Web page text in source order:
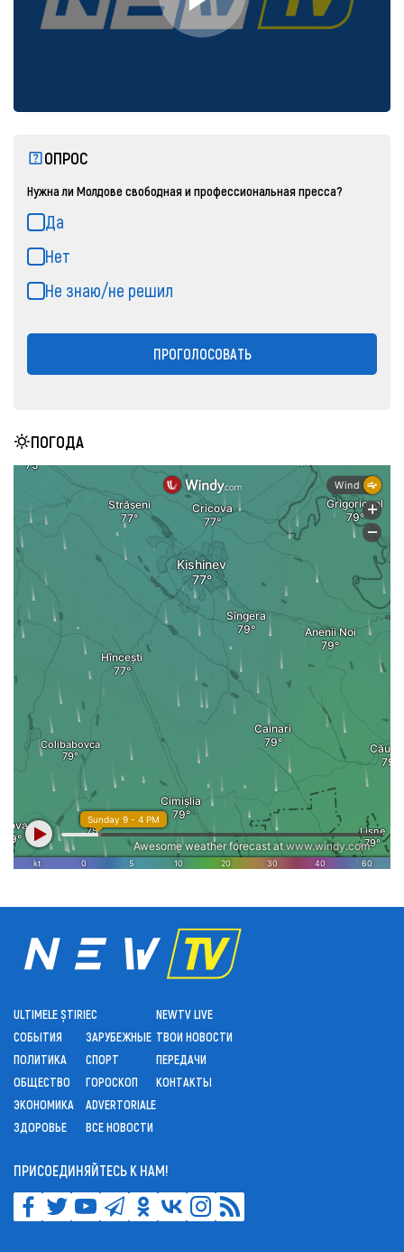
ОПРОС
Нужна ли Молдове свободная и профессиональная пресса?
Да
Нет
Не знаю/не решил
ПРОГОЛОСОВАТЬ
ПОГОДА
ULTIMELE ȘTIRI
СОБЫТИЯ
ПОЛИТИКА
ОБЩЕСТВО
ЭКОНОМИКА
ЗДОРОВЬЕ
ЕС
ЗАРУБЕЖНЫЕ
СПОРТ
ГОРОСКОП
ADVERTORIALE
ВСЕ НОВОСТИ
NEWTV LIVE
ТВОИ НОВОСТИ
ПЕРЕДАЧИ
КОНТАКТЫ
ПРИСОЕДИНЯЙТЕСЬ К НАМ!